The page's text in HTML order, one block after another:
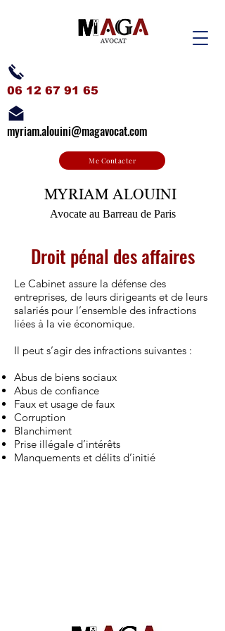
MYRIAM ALOUINI
Avocate au Barreau de Paris
06 12 67 91 65
myriam.alouini@magavocat.com
Me Contacter
Droit pénal des affaires
Le Cabinet assure la défense des
entreprises, de leurs dirigeants et de leurs
salariés pour l’ensemble des infractions
liées à la vie économique.
Il peut s’agir des infractions suivantes :
Abus de biens sociaux
Abus de confiance
Faux et usage de faux
Corruption
Blanchiment
Prise illégale d’intérêts
Manquements et délits d’initié